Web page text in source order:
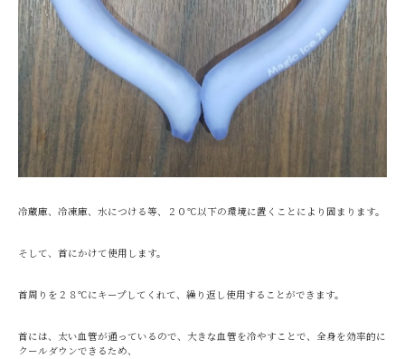
冷蔵庫、冷凍庫、水につける等、２０℃以下の環境に置くことにより固まります。
そして、首にかけて使用します。
首周りを２８℃にキープしてくれて、繰り返し使用することができます。
首には、太い血管が通っているので、大きな血管を冷やすことで、全身を効率的に
クールダウンできるため、